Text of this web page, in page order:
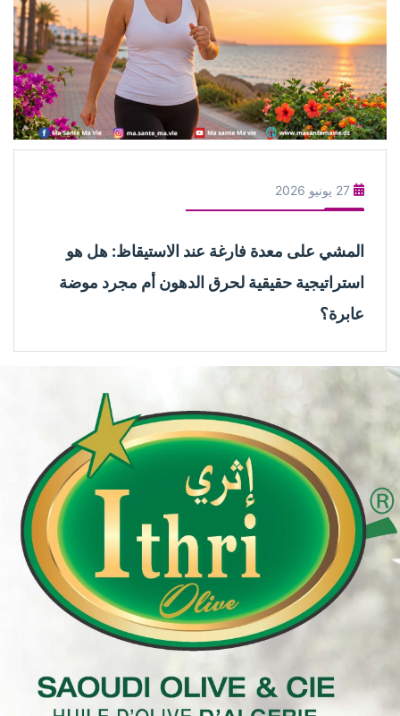
27 يونيو 2026
المشي على معدة فارغة عند الاستيقاظ: هل هو
استراتيجية حقيقية لحرق الدهون أم مجرد موضة
عابرة؟